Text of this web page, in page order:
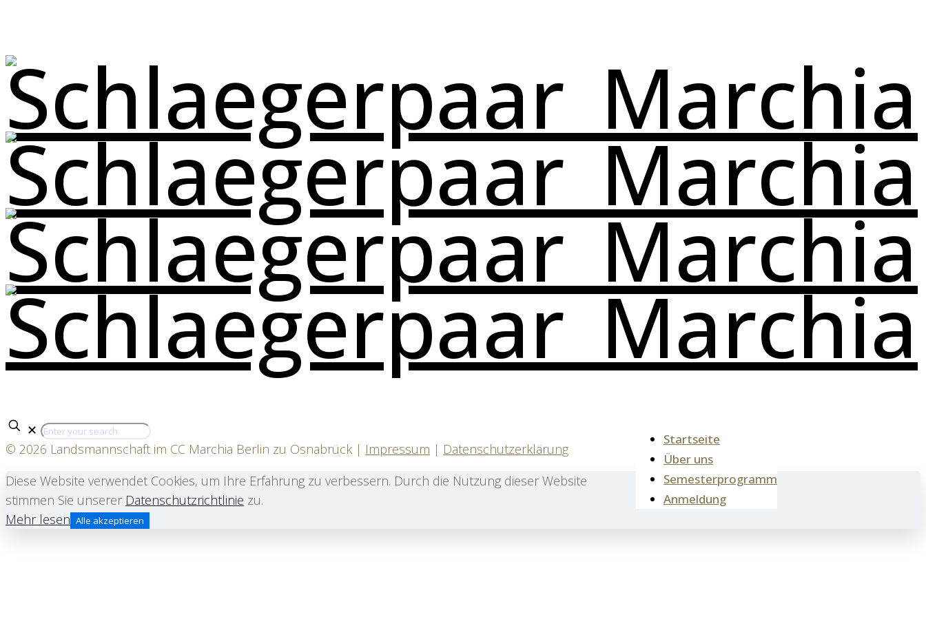
Startseite
Über uns
Semesterprogramm
Anmeldung
✕
© 2026 Landsmannschaft im CC Marchia Berlin zu Osnabrück | Impressum | Datenschutzerklärung
Diese Website verwendet Cookies, um Ihre Erfahrung zu verbessern. Durch die Nutzung dieser Website
stimmen Sie unserer Datenschutzrichtlinie zu.
Mehr lesen Alle akzeptieren